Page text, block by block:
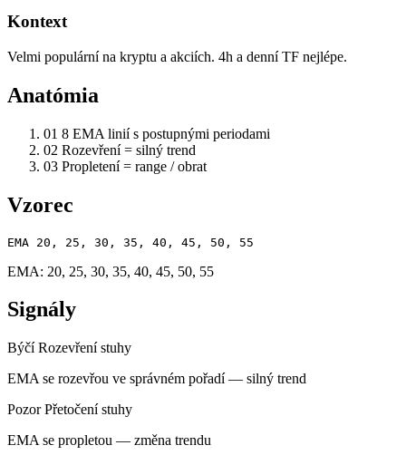
Kontext
Velmi populární na kryptu a akciích. 4h a denní TF nejlépe.
Anatómia
01 8 EMA linií s postupnými periodami
02 Rozevření = silný trend
03 Propletení = range / obrat
Vzorec
EMA 20, 25, 30, 35, 40, 45, 50, 55
EMA: 20, 25, 30, 35, 40, 45, 50, 55
Signály
BýčíRozevření stuhy
EMA se rozevřou ve správném pořadí — silný trend
PozorPřetočení stuhy
EMA se propletou — změna trendu